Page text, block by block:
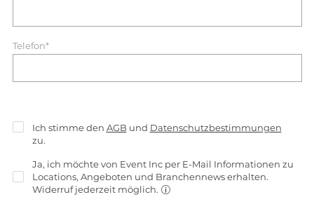
Telefon*
Ich stimme den AGB und Datenschutzbestimmungen
zu.
Ja, ich möchte von Event Inc per E-Mail Informationen zu
Locations, Angeboten und Branchennews erhalten.
Widerruf jederzeit möglich.